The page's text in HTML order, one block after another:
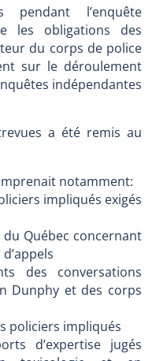
pendant l’enquête
les obligations des
du corps de police
sur le déroulement
indépendantes
a été remis au
notamment:
impliqués exigés
Québec concernant
conversations
Dunphy et des corps
impliqués
jugés